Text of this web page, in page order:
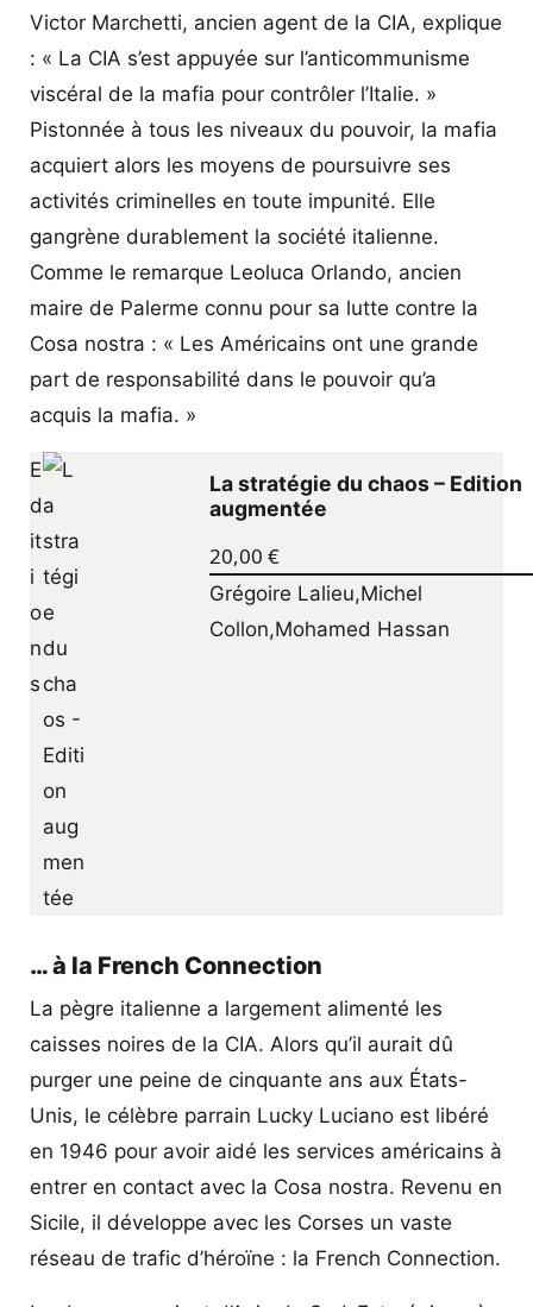
Victor Marchetti, ancien agent de la CIA, explique
: « La CIA s’est appuyée sur l’anticommunisme
viscéral de la mafia pour contrôler l’Italie. »
Pistonnée à tous les niveaux du pouvoir, la mafia
acquiert alors les moyens de poursuivre ses
activités criminelles en toute impunité. Elle
gangrène durablement la société italienne.
Comme le remarque Leoluca Orlando, ancien
maire de Palerme connu pour sa lutte contre la
Cosa nostra : « Les Américains ont une grande
part de responsabilité dans le pouvoir qu’a
acquis la mafia. »
La stratégie du chaos – Edition
augmentée
20,00 €
Grégoire Lalieu,Michel
Collon,Mohamed Hassan
… à la French Connection
La pègre italienne a largement alimenté les
caisses noires de la CIA. Alors qu’il aurait dû
purger une peine de cinquante ans aux États-
Unis, le célèbre parrain Lucky Luciano est libéré
en 1946 pour avoir aidé les services américains à
entrer en contact avec la Cosa nostra. Revenu en
Sicile, il développe avec les Corses un vaste
réseau de trafic d’héroïne : la French Connection.